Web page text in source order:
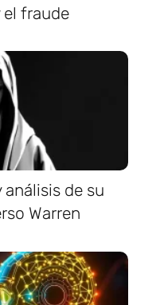
fraude
de su
Warren